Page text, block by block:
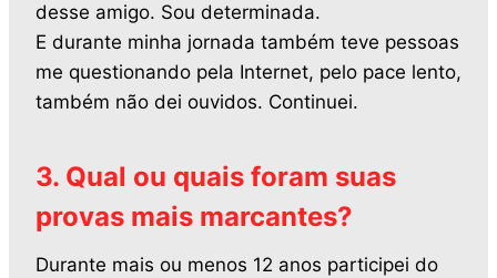
desse amigo. Sou determinada.
E durante minha jornada também teve pessoas
me questionando pela Internet, pelo pace lento,
também não dei ouvidos. Continuei.
3. Qual ou quais foram suas
provas mais marcantes?
Durante mais ou menos 12 anos participei do